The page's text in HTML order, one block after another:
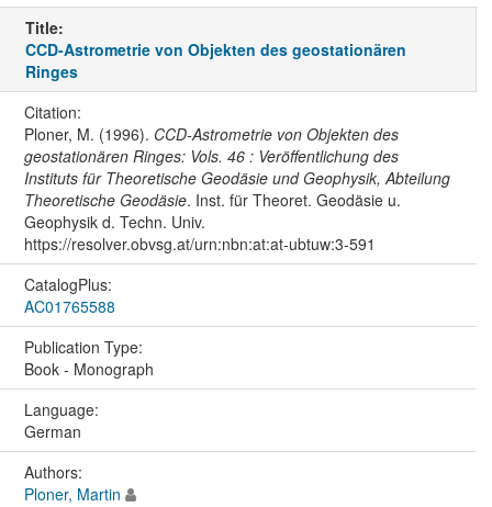
Title:
CCD-Astrometrie von Objekten des geostationären
Ringes
Citation:
Ploner, M. (1996). CCD-Astrometrie von Objekten des
geostationären Ringes: Vols. 46 : Veröffentlichung des
Instituts für Theoretische Geodäsie und Geophysik, Abteilung
Theoretische Geodäsie. Inst. für Theoret. Geodäsie u.
Geophysik d. Techn. Univ.
https://resolver.obvsg.at/urn:nbn:at:at-ubtuw:3-591
CatalogPlus:
AC01765588
Publication Type:
Book - Monograph
Language:
German
Authors:
Ploner, Martin